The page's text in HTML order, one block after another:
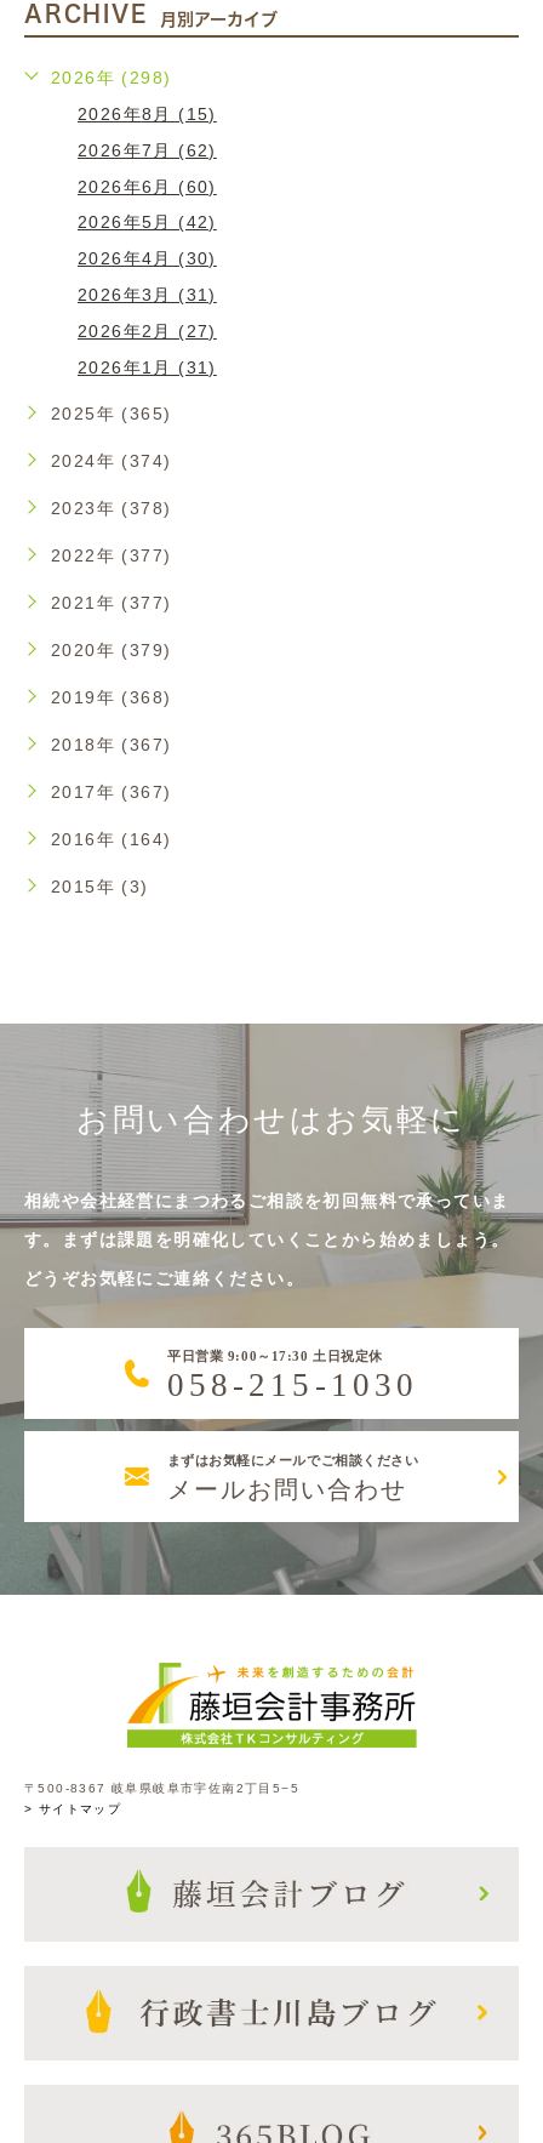
ARCHIVE 月別アーカイブ
2026年 (298)
2026年8月 (15)
2026年7月 (62)
2026年6月 (60)
2026年5月 (42)
2026年4月 (30)
2026年3月 (31)
2026年2月 (27)
2026年1月 (31)
2025年 (365)
2024年 (374)
2023年 (378)
2022年 (377)
2021年 (377)
2020年 (379)
2019年 (368)
2018年 (367)
2017年 (367)
2016年 (164)
2015年 (3)
お問い合わせはお気軽に
相続や会社経営にまつわるご相談を初回無料で承っていま
す。まずは課題を明確化していくことから始めましょう。
どうぞお気軽にご連絡ください。
平日営業 9:00～17:30 土日祝定休
058-215-1030
まずはお気軽にメールでご相談ください
メールお問い合わせ
〒500-8367 岐阜県岐阜市宇佐南2丁目5−5
> サイトマップ